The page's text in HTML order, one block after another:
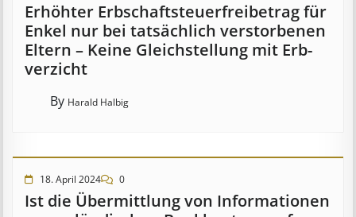
Erhöhter Erb­schaft­steuer­frei­be­trag für
Enkel nur bei tat­säch­lich ver­storb­en­en
Eltern – Keine Gleich­stell­ung mit Erb­
verzicht
By Harald Halbig
18. April 2024 0
Ist die Über­mitt­lung von In­for­mat­ion­en